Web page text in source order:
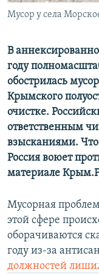
Все сайты RFE/
Мусор у села
В
году
обострилась
Крымского
очистке.
ответственным
взысканиями. Что
Россия воюет
материале
Мусорная
этой сфере
оборачиваются
году из-за
должностей